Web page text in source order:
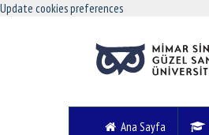
Update cookies preferences
Ana Sayfa